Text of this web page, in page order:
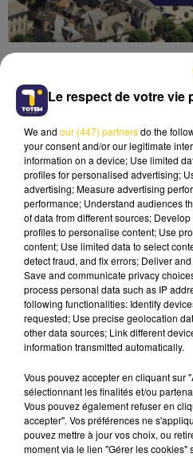
Lecture (5 min 19
29 mai 2025 - 5 min 19 sec
L'INFO DE LA
07H30
L'info de la Lozère
Le respect de votre vie
We and our (447) partnersdo the
your consent and/or our legitimate
information on a device; Use limited
profiles for personalised advertising;
advertising; Measure advertising
performance; Understand audiences
of data from different sources;
profiles to personalise content; Use
content; Use limited data to select
detect fraud, and fix errors; Deliver
Save and communicate privacy
process personal data such as IP
following functionalities: Identify
requested; Use precise geolocation
other data sources; Link different
information transmitted automatically.
Vous pouvez accepter en cliquant sur
sélectionnant les finalités et/ou
Vous pouvez également refuser en
accepter". Vos préférences ne
pouvez mettre à jour vos choix, ou
moment via le lien "Gérer les cookies"